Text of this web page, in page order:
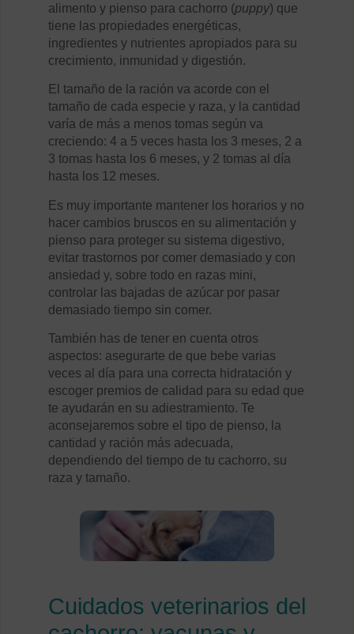
alimento y pienso para cachorro (puppy) que
tiene las propiedades energéticas,
ingredientes y nutrientes apropiados para su
crecimiento, inmunidad y digestión.
El tamaño de la ración va acorde con el
tamaño de cada especie y raza, y la cantidad
varía de más a menos tomas según va
creciendo: 4 a 5 veces hasta los 3 meses, 2 a
3 tomas hasta los 6 meses, y 2 tomas al día
hasta los 12 meses.
Es muy importante mantener los horarios y no
hacer cambios bruscos en su alimentación y
pienso para proteger su sistema digestivo,
evitar trastornos por comer demasiado y con
ansiedad y, sobre todo en razas mini,
controlar las bajadas de azúcar por pasar
demasiado tiempo sin comer.
También has de tener en cuenta otros
aspectos: asegurarte de que bebe varias
veces al día para una correcta hidratación y
escoger premios de calidad para su edad que
te ayudarán en su adiestramiento. Te
aconsejaremos sobre el tipo de pienso, la
cantidad y ración más adecuada,
dependiendo del tiempo de tu cachorro, su
raza y tamaño.
Cuidados veterinarios del